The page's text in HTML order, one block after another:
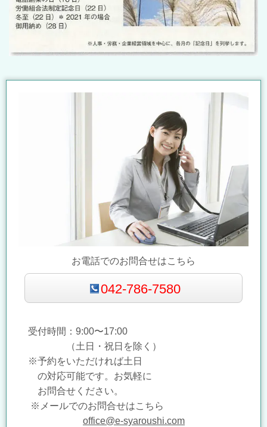
お電話でのお問合せはこちら
042-786-7580
受付時間：9:00〜17:00
（土日・祝日を除く）
※予約をいただければ土日
の対応可能です。 お気軽に
お問合せください。
※メールでのお問合せはこちら
office@e-syaroushi.com